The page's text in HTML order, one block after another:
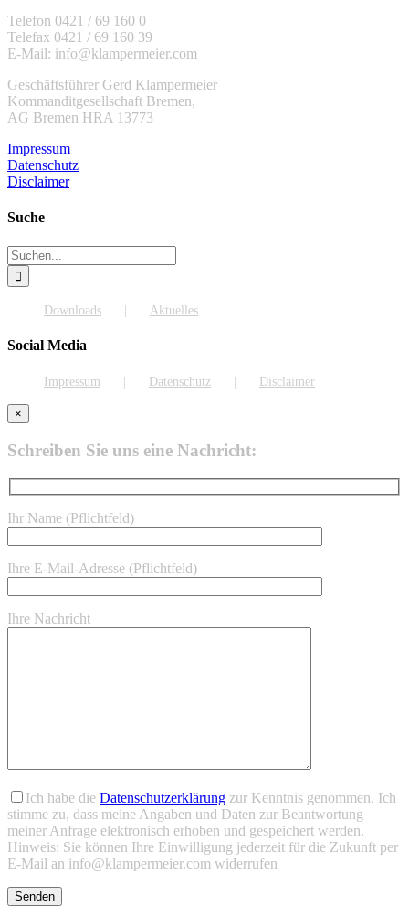
Telefon 0421 / 69 160 0
Telefax 0421 / 69 160 39
E-Mail: info@klampermeier.com
Geschäftsführer Gerd Klampermeier
Kommanditgesellschaft Bremen,
AG Bremen HRA 13773
Impressum
Datenschutz
Disclaimer
Suche
Suche
nach:
Downloads Aktuelles
Social Media
Impressum Datenschutz Disclaimer
×
Schreiben Sie uns eine Nachricht:
Ihr Name (Pflichtfeld)
Ihre E-Mail-Adresse (Pflichtfeld)
Ihre Nachricht
Bitte lasse dieses Feld leer.
Bitte lasse dieses Feld leer.
Ich habe die Datenschutzerklärung zur Kenntnis genommen. Ich
stimme zu, dass meine Angaben und Daten zur Beantwortung
meiner Anfrage elektronisch erhoben und gespeichert werden.
Hinweis: Sie können Ihre Einwilligung jederzeit für die Zukunft per
E-Mail an info@klampermeier.com widerrufen